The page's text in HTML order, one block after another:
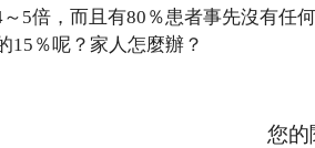
5倍，而且有80％患者事先沒有任
15％呢？家人怎麼辦？
您的